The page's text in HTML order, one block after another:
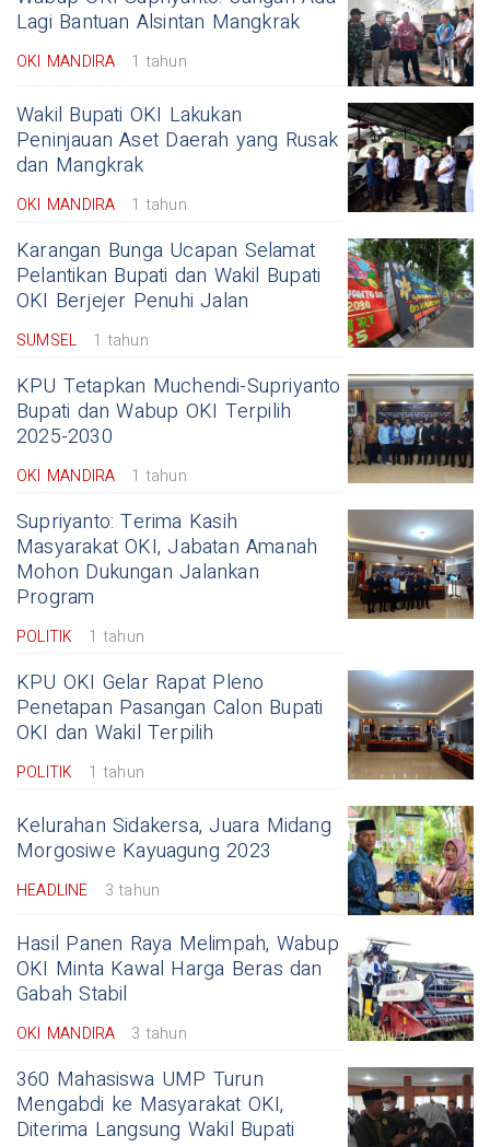
Lagi Bantuan Alsintan Mangkrak
OKI MANDIRA 1 tahun
Wakil Bupati OKI Lakukan
Peninjauan Aset Daerah yang Rusak
dan Mangkrak
OKI MANDIRA 1 tahun
Karangan Bunga Ucapan Selamat
Pelantikan Bupati dan Wakil Bupati
OKI Berjejer Penuhi Jalan
SUMSEL 1 tahun
KPU Tetapkan Muchendi-Supriyanto
Bupati dan Wabup OKI Terpilih
2025-2030
OKI MANDIRA 1 tahun
Supriyanto: Terima Kasih
Masyarakat OKI, Jabatan Amanah
Mohon Dukungan Jalankan
Program
POLITIK 1 tahun
KPU OKI Gelar Rapat Pleno
Penetapan Pasangan Calon Bupati
OKI dan Wakil Terpilih
POLITIK 1 tahun
Kelurahan Sidakersa, Juara Midang
Morgosiwe Kayuagung 2023
HEADLINE 3 tahun
Hasil Panen Raya Melimpah, Wabup
OKI Minta Kawal Harga Beras dan
Gabah Stabil
OKI MANDIRA 3 tahun
360 Mahasiswa UMP Turun
Mengabdi ke Masyarakat OKI,
Diterima Langsung Wakil Bupati